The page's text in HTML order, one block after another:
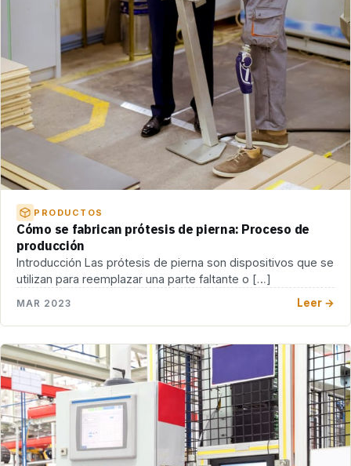
PRODUCTOS
Cómo se fabrican prótesis de pierna: Proceso de
producción
Introducción Las prótesis de pierna son dispositivos que se
utilizan para reemplazar una parte faltante o […]
MAR 2023 Leer →